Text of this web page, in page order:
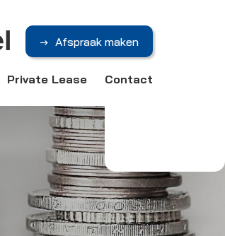
Afspraak maken
Private Lease Contact